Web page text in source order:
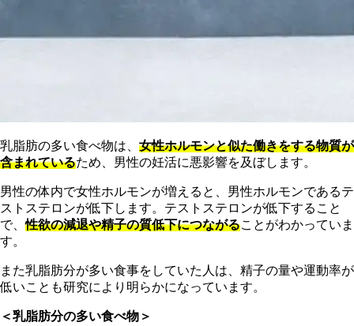
乳脂肪の多い食べ物は、 女性ホルモンと似た働きをする物質が
含まれているため、男性の妊活に悪影響を及ぼします。
男性の体内で女性ホルモンが増えると、男性ホルモンであるテ
ストステロンが低下します。テストステロンが低下すること
で、性欲の減退や精子の質低下につながることがわかっていま
す。
また乳脂肪分が多い食事をしていた人は、精子の量や運動率が
低いことも研究により明らかになっています。
＜乳脂肪分の多い食べ物＞